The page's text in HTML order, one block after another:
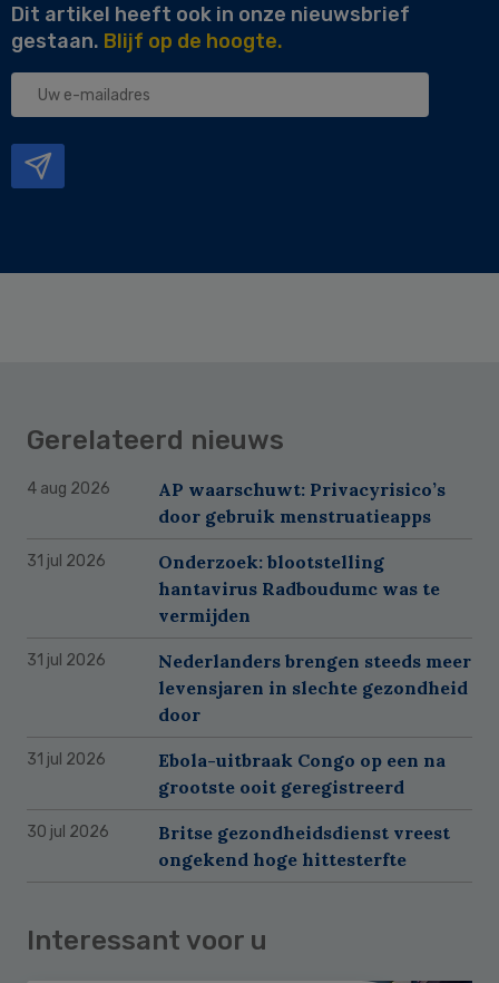
Dit artikel heeft ook in onze nieuwsbrief
gestaan. Blijf op de hoogte.
Uw
Gerelateerd nieuws
4 aug 2026
AP waarschuwt: Privacyrisico’s
door gebruik menstruatieapps
31 jul 2026
Onderzoek: blootstelling
hantavirus Radboudumc was te
vermijden
31 jul 2026
Nederlanders brengen steeds meer
levensjaren in slechte gezondheid
door
31 jul 2026
Ebola-uitbraak Congo op een na
grootste ooit geregistreerd
30 jul 2026
Britse gezondheidsdienst vreest
ongekend hoge hittesterfte
Interessant voor u